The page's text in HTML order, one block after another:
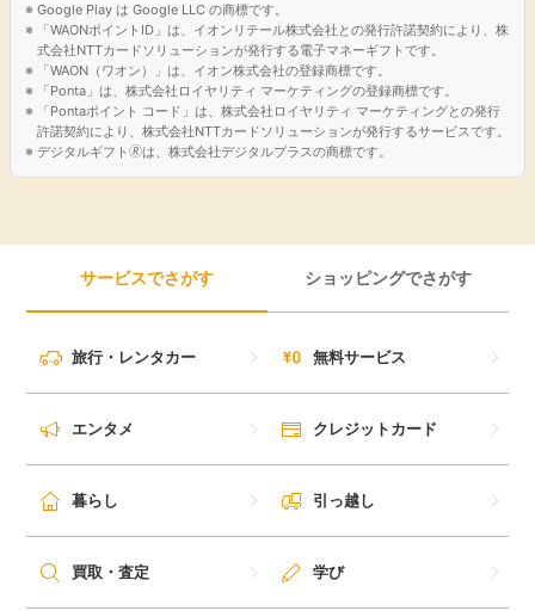
Google Play は Google LLC の商標です。
「WAONポイントID」は、イオンリテール株式会社との発行許諾契約により、株
式会社NTTカードソリューションが発行する電子マネーギフトです。
「WAON（ワオン）」は、イオン株式会社の登録商標です。
「Ponta」は、株式会社ロイヤリティ マーケティングの登録商標です。
「Pontaポイント コード」は、株式会社ロイヤリティ マーケティングとの発行
許諾契約により、株式会社NTTカードソリューションが発行するサービスです。
デジタルギフト🄬は、株式会社デジタルプラスの商標です。
サービスでさがす ショッピングでさがす
旅行・レンタカー 無料サービス
エンタメ クレジットカード
暮らし 引っ越し
買取・査定 学び